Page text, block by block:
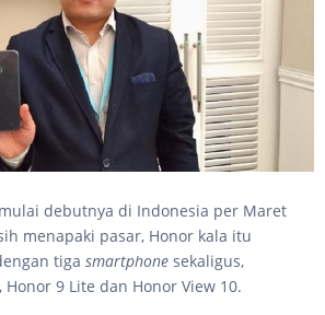
debutnya di Indonesia per Maret
menapaki pasar, Honor kala itu
tiga smartphone sekaligus,
Honor 9 Lite dan Honor View 10.